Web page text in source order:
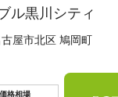
ル黒川シティ
屋市北区 鳩岡町
格相場